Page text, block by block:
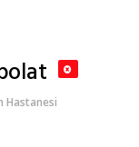
Hastanesi